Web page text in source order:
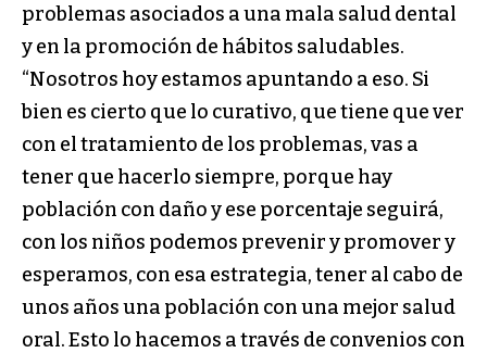
problemas asociados a una mala salud dental
y en la promoción de hábitos saludables.
“Nosotros hoy estamos apuntando a eso. Si
bien es cierto que lo curativo, que tiene que ver
con el tratamiento de los problemas, vas a
tener que hacerlo siempre, porque hay
población con daño y ese porcentaje seguirá,
con los niños podemos prevenir y promover y
esperamos, con esa estrategia, tener al cabo de
unos años una población con una mejor salud
oral. Esto lo hacemos a través de convenios con